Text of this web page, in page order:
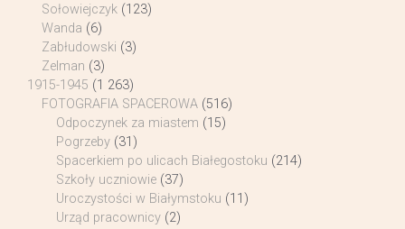
Sołowiejczyk (123)
Wanda (6)
Zabłudowski (3)
Zelman (3)
1915-1945 (1 263)
FOTOGRAFIA SPACEROWA (516)
Odpoczynek za miastem (15)
Pogrzeby (31)
Spacerkiem po ulicach Białegostoku (214)
Szkoły uczniowie (37)
Uroczystości w Białymstoku (11)
Urząd pracownicy (2)